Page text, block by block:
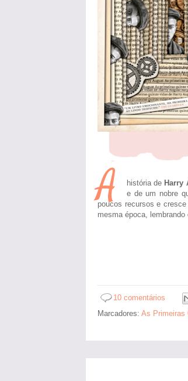
A história de Harry
e de um nobre
poucos recursos e
mesma época,
10 comentários
Marcadores: As Primeiras